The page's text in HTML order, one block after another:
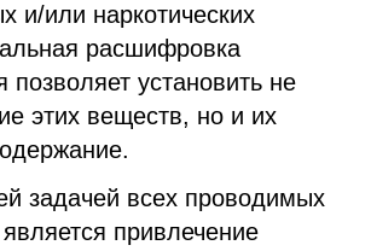
и/или наркотических
расшифровка
позволяет установить не
этих веществ, но и их
задачей всех проводимых
привлечение